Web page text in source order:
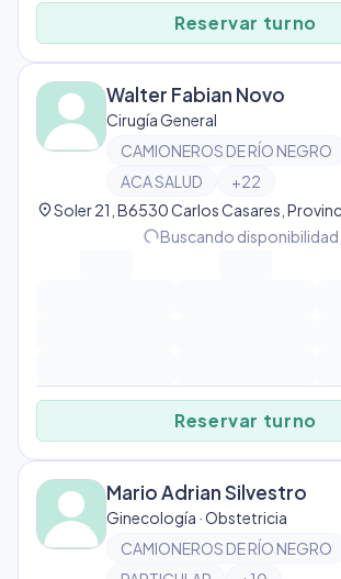
Reservar turno
Walter Fabian Novo
Cirugía General
CAMIONEROS DE RÍO NEGRO
ACA SALUD
+22
location_on
progress_activityBuscando disponibilidad…
Reservar turno
Mario Adrian Silvestro
Ginecología · Obstetricia
CAMIONEROS DE RÍO NEGRO